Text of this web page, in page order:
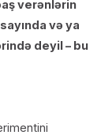
verənlərin
və ya
deyil – bu